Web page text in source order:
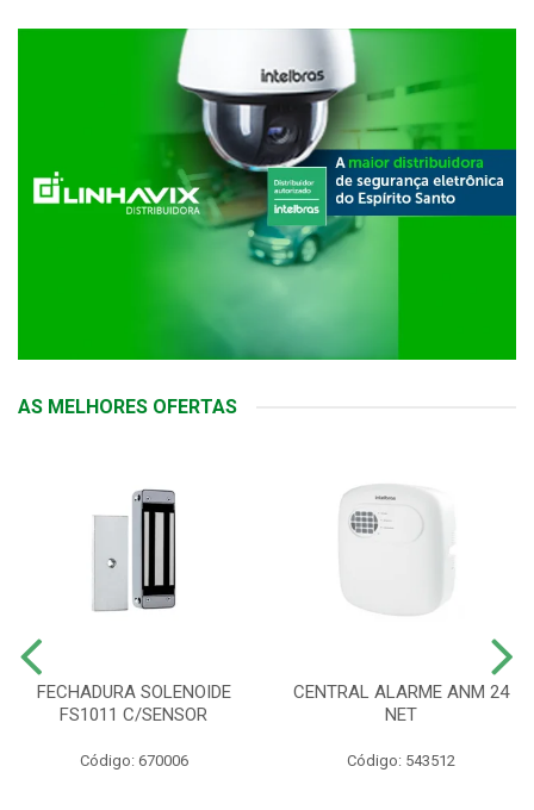
AS MELHORES OFERTAS
FECHADURA SOLENOIDE
FS1011 C/SENSOR
Código: 670006
CENTRAL ALARME ANM 24
NET
Código: 543512